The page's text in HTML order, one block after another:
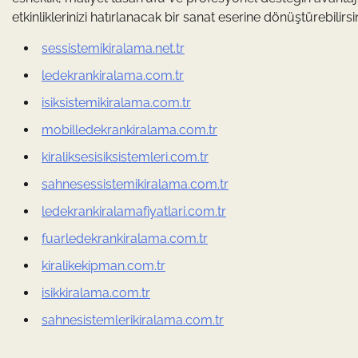
etkinliklerinizi hatırlanacak bir sanat eserine
sessistemikiralama.net.tr
ledekrankiralama.com.tr
isiksistemikiralama.com.tr
mobilledekrankiralama.com.tr
kiraliksesisiksistemleri.com.tr
sahnesessistemikiralama.com.tr
ledekrankiralamafiyatlari.com.tr
fuarledekrankiralama.com.tr
kiralikekipman.com.tr
isikkiralama.com.tr
sahnesistemlerikiralama.com.tr